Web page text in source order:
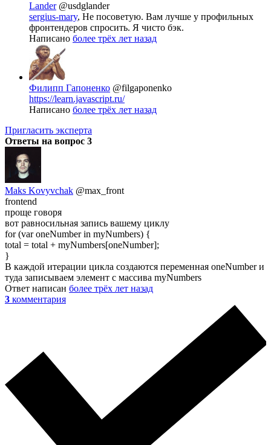
Lander @usdglander
sergius-mary, Не посоветую. Вам лучше у профильных
фронтендеров спросить. Я чисто бэк.
Написано более трёх лет назад
Филипп Гапоненко @filgaponenko
https://learn.javascript.ru/
Написано более трёх лет назад
Пригласить эксперта
Ответы на вопрос 3
Maks Kovyvchak @max_front
frontend
проще говоря
вот равносильная запись вашему циклу
for (var oneNumber in myNumbers) {
total = total + myNumbers[oneNumber];
}
В каждой итерации цикла создаются переменная oneNumber и
туда записываем элемент с массива myNumbers
Ответ написан более трёх лет назад
3 комментария